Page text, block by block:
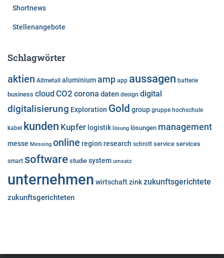
Shortnews
Stellenangebote
Schlagwörter
aktien Altmetall aluminiumamp app aussagen batterie
business cloud CO2 corona daten design digital
digitalisierung Exploration Gold group gruppe hochschule
kabel kunden Kupfer logistik lösung lösungen management
messe Messing online region research schrott service services
smart software studie system umsatz
unternehmen wirtschaftzinkzukunftsgerichtete
zukunftsgerichteten